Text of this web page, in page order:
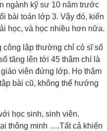
ngành kỹ sư 10 năm trước
bài toán lớp 3. Vậy đó, kiến
học, và học nhiều hơn nữa.
lập thường chỉ có sĩ số
tăng lên tới 45 thậm chí là
viên đứng lớp. Họ thậm
bài cũ, không thể hướng
học sinh, sinh viên.
thông minh ….Tất cả khiến